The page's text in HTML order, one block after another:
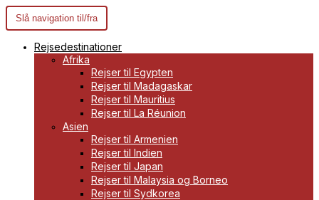
Slå navigation til/fra
Rejsedestinationer
Afrika
Rejser til Egypten
Rejser til Madagaskar
Rejser til Mauritius
Rejser til La Réunion
Asien
Rejser til Armenien
Rejser til Indien
Rejser til Japan
Rejser til Malaysia og Borneo
Rejser til Sydkorea